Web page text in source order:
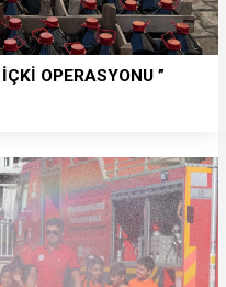
OPERASYONU ”